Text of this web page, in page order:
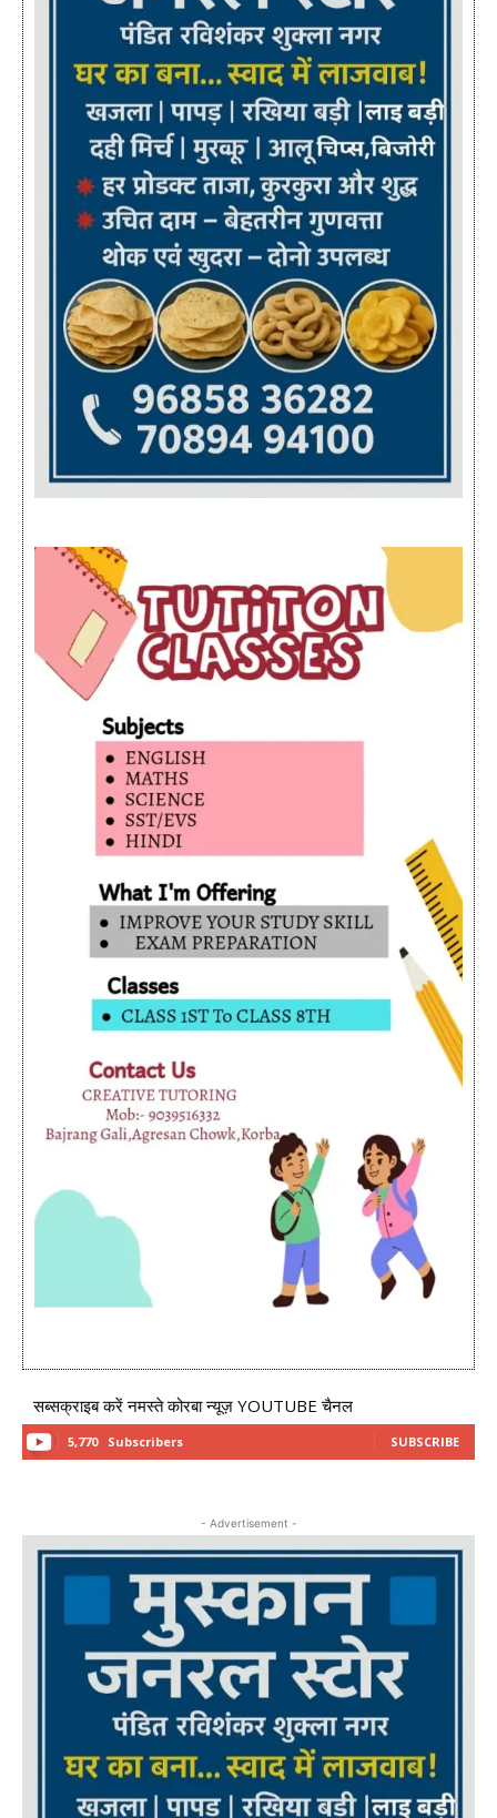
सब्सक्राइब करें नमस्ते कोरबा न्यूज़ YOUTUBE चैनल
5,770 Subscribers SUBSCRIBE
- Advertisement -